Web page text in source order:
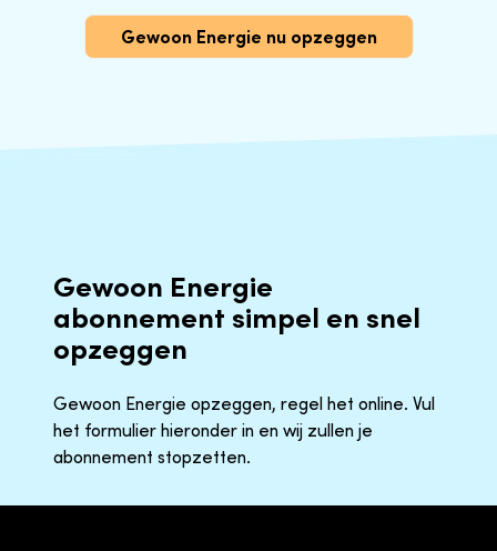
Gewoon Energie nu opzeggen
Gewoon Energie
abonnement simpel en snel
opzeggen
Gewoon Energie opzeggen, regel het online. Vul
het formulier hieronder in en wij zullen je
abonnement stopzetten.